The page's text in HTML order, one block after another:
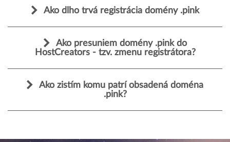
Ako dlho trvá registrácia domény .pink
Ako presuniem domény .pink do
HostCreators - tzv. zmenu registrátora?
Ako zistím komu patrí obsadená doména
.pink?